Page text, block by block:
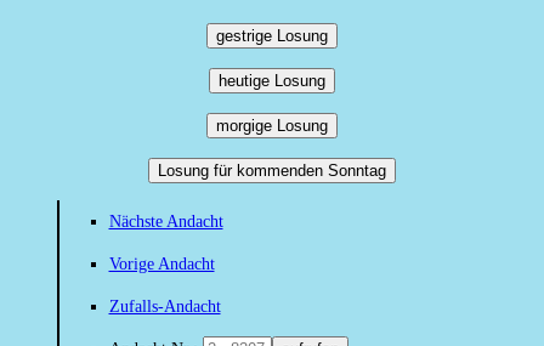
gestrige Losung
heutige Losung
morgige Losung
Losung für kommenden Sonntag
Nächste Andacht
Vorige Andacht
Zufalls-Andacht